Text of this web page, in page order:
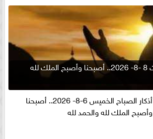
أذكار الصباح السبت 8 -8- 2026.. أصبحنا وأصبح الملك لله
أذكار الصباح الخميس 6-8- 2026.. أصبحنا
وأصبح الملك لله والحمد لله